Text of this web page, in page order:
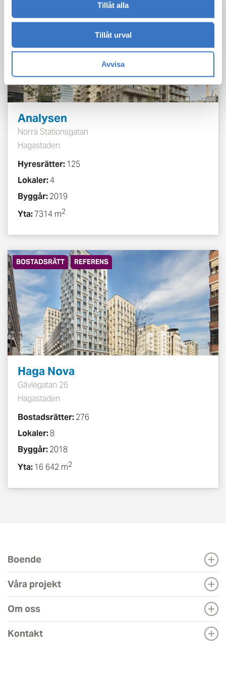
Tillåt alla
Tillåt urval
Avvisa
VÅR FASTIGHET REFERENS
Analysen
Norra Stationsgatan
Hagastaden
Hyresrätter:125
Lokaler:4
Byggår:2019
Yta:7314 m2
BOSTADSRÄTT REFERENS
Haga Nova
Gävlegatan 26
Hagastaden
Bostadsrätter:276
Lokaler:8
Byggår:2018
Yta:16 642 m2
Boende
Våra projekt
Om oss
Kontakt